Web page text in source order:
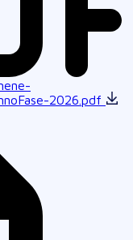
2026.pdf